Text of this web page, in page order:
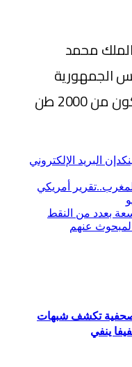
محمد
الجمهورية
الغابونية، على تسليم هبة تتكون من 2000 طن
البريد الإلكتروني
أمريكي
بعدد من النقط
المبحوث عنهم
صحفية تكشف شبهات
ينفي